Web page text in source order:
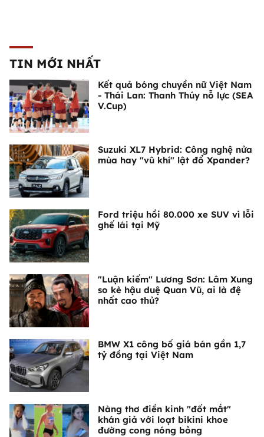
TIN MỚI NHẤT
Kết quả bóng chuyền nữ Việt Nam
- Thái Lan: Thanh Thúy nỗ lực (SEA
V.Cup)
Suzuki XL7 Hybrid: Công nghệ nửa
mùa hay "vũ khí" lật đổ Xpander?
Ford triệu hồi 80.000 xe SUV vì lỗi
ghế lái tại Mỹ
"Luận kiếm" Lương Sơn: Lâm Xung
so kè hậu duệ Quan Vũ, ai là đệ
nhất cao thủ?
BMW X1 công bố giá bán gần 1,7
tỷ đồng tại Việt Nam
Nàng thơ điền kinh "đốt mắt"
khán giả với loạt bikini khoe
đường cong nóng bỏng